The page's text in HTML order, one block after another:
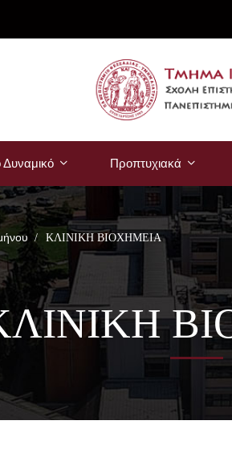
Προπτυχιακά
ΚΛΙΝΙΚΗ ΒΙΟΧΗΜΕΙΑ